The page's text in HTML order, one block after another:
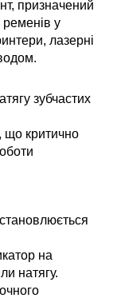
призначений
у
лазерні
зубчастих
що критично
на
натягу.